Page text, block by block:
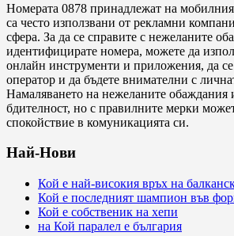
Номерата 0878 принадлежат на
са често използвани от рекламни
сфера. За да се справите с нежеланите
идентифицирате номера, можете да
онлайн инструменти и приложения, да
оператор и да бъдете внимателни с
Намаляването на нежеланите обаждания
бдителност, но с правилните мерки
спокойствие в комуникацията си.
Най-Нови
Кой е най-високия връх на
Кой е последният шампион във
Кой е собственик на хепи
на Кой паралел е българия